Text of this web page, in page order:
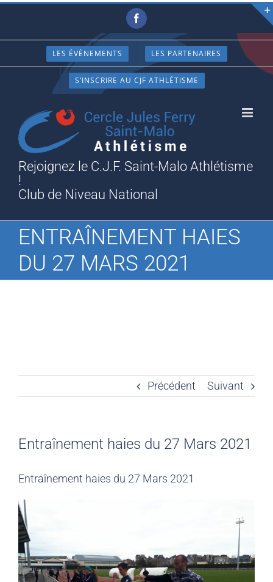
Passer
contenu
Facebook
LES ÉVÈNEMENTS LES PARTENAIRES
S’INSCRIRE AU CJF ATHLÉTISME
Rejoignez le C.J.F. Saint-Malo Athlétisme
!
Club de Niveau National
ENTRAÎNEMENT HAIES
DU 27 MARS 2021
Précédent Suivant
Entraînement haies du 27 Mars 2021
Entraînement haies du 27 Mars 2021